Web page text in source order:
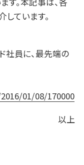
ています。
員に、最先端の
01/08/170000
以上